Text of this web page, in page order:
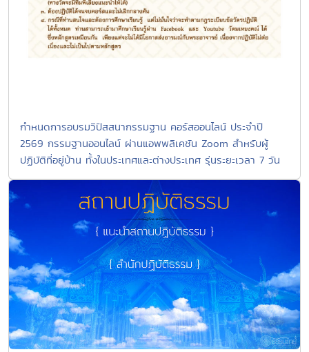
กำหนดการอบรมวิปัสสนากรรมฐาน คอร์สออนไลน์ ประจำปี
2569 กรรมฐานออนไลน์ ผ่านแอพพลิเคชัน Zoom สำหรับผู้
ปฏิบัติที่อยู่บ้าน ทั้งในประเทศและต่างประเทศ รุ่นระยะเวลา 7 วัน